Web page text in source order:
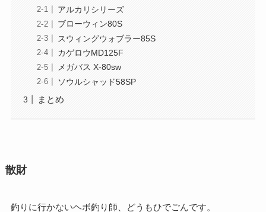
アルカリシリーズ
ブローウィン80S
スウィングウォブラー85S
カゲロウMD125F
メガバス X-80sw
ソウルシャッド58SP
まとめ
散財
釣りに行かないヘボ釣り師、どうもひでごんです。